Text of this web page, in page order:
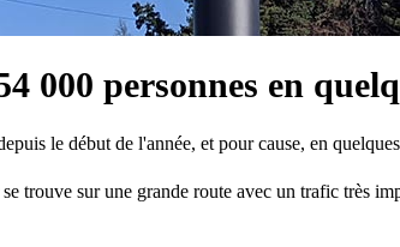
000 personnes en
le début de l'année, et pour cause, en
trouve sur une grande route avec un trafic très